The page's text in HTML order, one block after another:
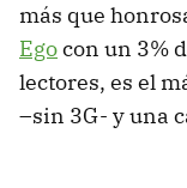
más que
Egocon un 3%
lectores, es el
–sin 3G- y una